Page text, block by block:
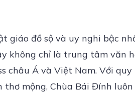
giáo đồ sộ và uy nghi bậc
không chỉ là trung tâm văn
châu Á và Việt Nam. Với
thơ mộng, Chùa Bái Đính